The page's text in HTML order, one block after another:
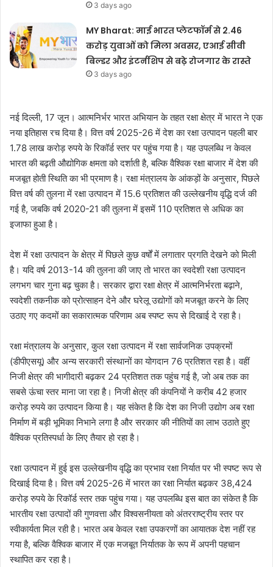
3 days ago
MY Bharat: माई भारत प्लेटफॉर्म से 2.46
करोड़ युवाओं को मिला अवसर, एआई सीवी
बिल्डर और इंटर्नशिप से बढ़े रोजगार के रास्ते
3 days ago
नई दिल्ली, 17 जून। आत्मनिर्भर भारत अभियान के तहत रक्षा क्षेत्र में भारत ने एक
नया इतिहास रच दिया है। वित्त वर्ष 2025-26 में देश का रक्षा उत्पादन पहली बार
1.78 लाख करोड़ रुपये के रिकॉर्ड स्तर पर पहुंच गया है। यह उपलब्धि न केवल
भारत की बढ़ती औद्योगिक क्षमता को दर्शाती है, बल्कि वैश्विक रक्षा बाजार में देश की
मजबूत होती स्थिति का भी प्रमाण है। रक्षा मंत्रालय के आंकड़ों के अनुसार, पिछले
वित्त वर्ष की तुलना में रक्षा उत्पादन में 15.6 प्रतिशत की उल्लेखनीय वृद्धि दर्ज की
गई है, जबकि वर्ष 2020-21 की तुलना में इसमें 110 प्रतिशत से अधिक का
इजाफा हुआ है।
देश में रक्षा उत्पादन के क्षेत्र में पिछले कुछ वर्षों में लगातार प्रगति देखने को मिली
है। यदि वर्ष 2013-14 की तुलना की जाए तो भारत का स्वदेशी रक्षा उत्पादन
लगभग चार गुना बढ़ चुका है। सरकार द्वारा रक्षा क्षेत्र में आत्मनिर्भरता बढ़ाने,
स्वदेशी तकनीक को प्रोत्साहन देने और घरेलू उद्योगों को मजबूत करने के लिए
उठाए गए कदमों का सकारात्मक परिणाम अब स्पष्ट रूप से दिखाई दे रहा है।
रक्षा मंत्रालय के अनुसार, कुल रक्षा उत्पादन में रक्षा सार्वजनिक उपक्रमों
(डीपीएसयू) और अन्य सरकारी संस्थानों का योगदान 76 प्रतिशत रहा है। वहीं
निजी क्षेत्र की भागीदारी बढ़कर 24 प्रतिशत तक पहुंच गई है, जो अब तक का
सबसे ऊंचा स्तर माना जा रहा है। निजी क्षेत्र की कंपनियों ने करीब 42 हजार
करोड़ रुपये का उत्पादन किया है। यह संकेत है कि देश का निजी उद्योग अब रक्षा
निर्माण में बड़ी भूमिका निभाने लगा है और सरकार की नीतियों का लाभ उठाते हुए
वैश्विक प्रतिस्पर्धा के लिए तैयार हो रहा है।
रक्षा उत्पादन में हुई इस उल्लेखनीय वृद्धि का प्रभाव रक्षा निर्यात पर भी स्पष्ट रूप से
दिखाई दिया है। वित्त वर्ष 2025-26 में भारत का रक्षा निर्यात बढ़कर 38,424
करोड़ रुपये के रिकॉर्ड स्तर तक पहुंच गया। यह उपलब्धि इस बात का संकेत है कि
भारतीय रक्षा उत्पादों की गुणवत्ता और विश्वसनीयता को अंतरराष्ट्रीय स्तर पर
स्वीकार्यता मिल रही है। भारत अब केवल रक्षा उपकरणों का आयातक देश नहीं रह
गया है, बल्कि वैश्विक बाजार में एक मजबूत निर्यातक के रूप में अपनी पहचान
स्थापित कर रहा है।